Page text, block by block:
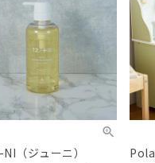
（ジューニ）